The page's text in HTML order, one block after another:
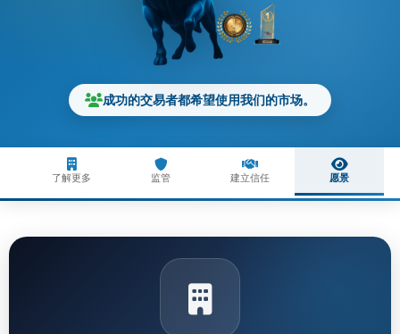
成功的交易者都希望使用我们的市场。
了解更多 监管 建立信任 愿景